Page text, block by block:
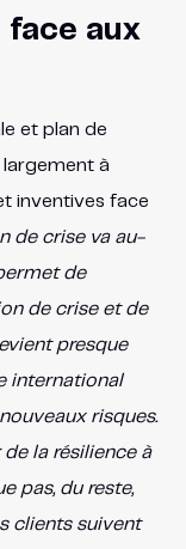
face aux
et plan de
largement à
inventives face
de crise va au-
de
de crise et de
presque
international
risques.
la résilience à
pas, du reste,
clients suivent